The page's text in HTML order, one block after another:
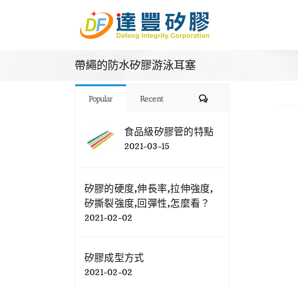
帶繩的防水矽膠游泳耳塞
Popular Recent Comments
食品級矽膠管的特點
2021-03-15
矽膠的硬度,伸長率,拉伸強度,
矽撕裂強度,回彈性,怎麼看？
2021-02-02
矽膠成型方式
2021-02-02